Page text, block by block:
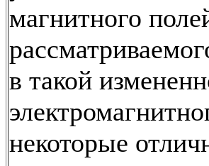
магнитного
в такой
некоторые